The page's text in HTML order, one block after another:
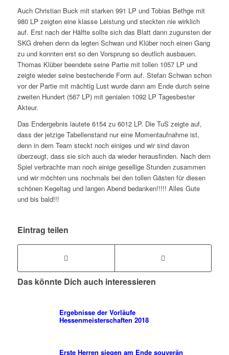
Auch Christian Buck mit starken 991 LP und Tobias Bethge mit
980 LP zeigten eine klasse Leistung und steckten nie wirklich
auf. Erst nach der Hälfte sollte sich das Blatt dann zugunsten der
SKG drehen denn da legten Schwan und Klüber noch einen Gang
zu und konnten erst so den Vorsprung so deutlich ausbauen.
Thomas Klüber beendete seine Partie mit tollen 1057 LP und
zeigte wieder seine bestechende Form auf. Stefan Schwan schon
vor der Partie mit mächtig Lust wurde dann am Ende durch seine
zweiten Hundert (567 LP) mit genialen 1092 LP Tagesbester
Akteur.
Das Endergebnis lautete 6154 zu 6012 LP. Die TuS zeigte auf,
dass der jetzige Tabellenstand nur eine Momentaufnahme ist,
denn in dem Team steckt noch einiges und wir sind davon
überzeugt, dass sie sich auch da wieder herausfinden. Nach dem
Spiel verbrachte man noch einige gesellige Stunden zusammen
und wir möchten uns nochmals bei den tollen Gästen für diesen
schönen Kegeltag und langen Abend bedanken!!!!! Alles Gute
und bis bald!!!
Eintrag teilen
Das könnte Dich auch interessieren
Ergebnisse der Vorläufe
Hessenmeisterschaften 2018
Erste Herren siegen am Ende souverän